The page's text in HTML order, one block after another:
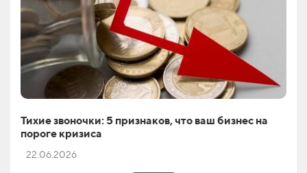
Тихие звоночки: 5 признаков, что ваш бизнес на
пороге кризиса
22.06.2026